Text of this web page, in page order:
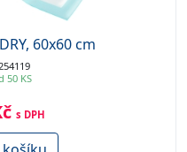
60x60 cm
50 KS
s DPH